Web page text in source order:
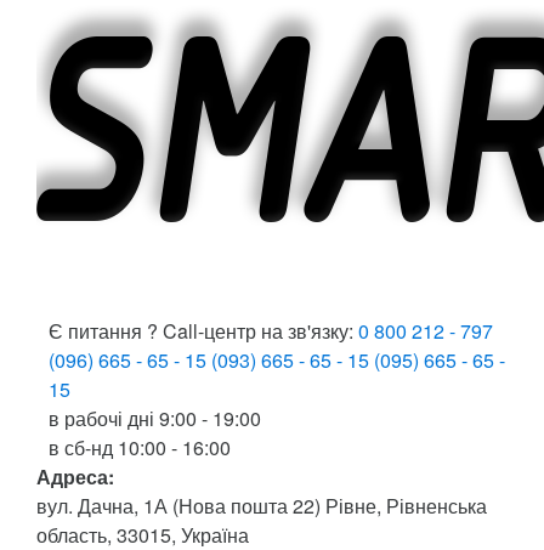
Є питання ? Call-центр на зв'язку: 0 800 212 - 797
(096) 665 - 65 - 15 (093) 665 - 65 - 15 (095) 665 - 65 -
15
в рабочі дні 9:00 - 19:00
в сб-нд 10:00 - 16:00
Адреса:
вул. Дачна, 1А (Нова пошта 22) Рівне, Рівненська
область, 33015, Україна